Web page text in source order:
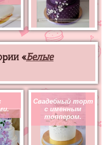
«Белые
Свадебный торт
с именным
топпером.